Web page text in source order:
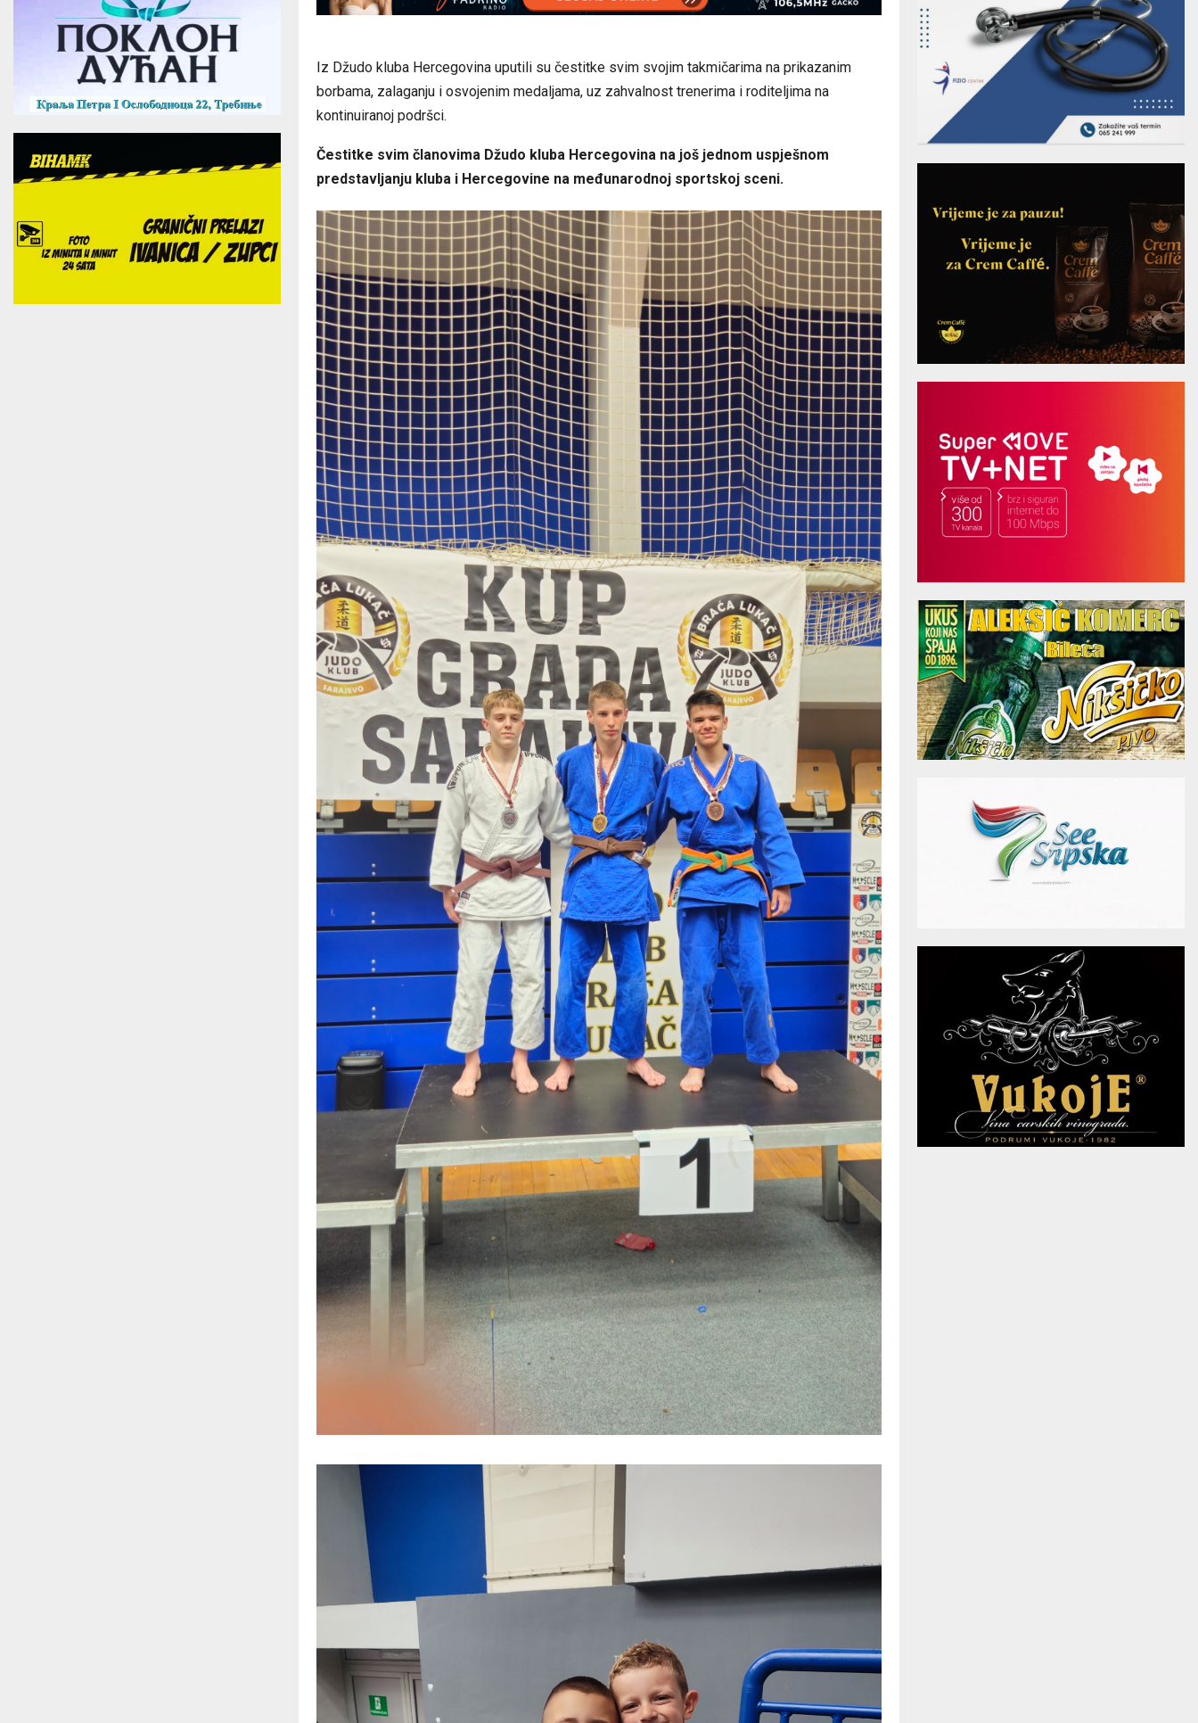
Iz Džudo kluba Hercegovina uputili su čestitke svim svojim takmičarima na prikazanim
borbama, zalaganju i osvojenim medaljama, uz zahvalnost trenerima i roditeljima na
kontinuiranoj podršci.
Čestitke svim članovima Džudo kluba Hercegovina na još jednom uspješnom
predstavljanju kluba i Hercegovine na međunarodnoj sportskoj sceni.